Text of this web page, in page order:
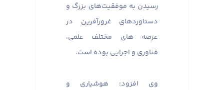
رسیدن به موفقیت‌های بزرگ و
دستاوردهای غرورآفرین در
عرصه های مختلف علمی،
فناوری و اجرایی بوده است.
وی افزود: هوشیاری و